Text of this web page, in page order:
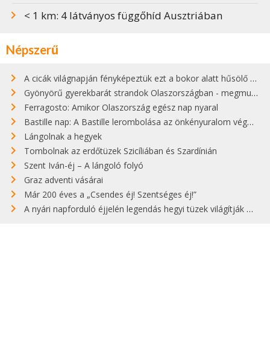
< 1 km: 4 látványos függőhíd Ausztriában
Népszerű
A cicák világnapján fényképeztük ezt a bokor alatt hűsölő cicát Kisorosziban
Gyönyörű gyerekbarát strandok Olaszországban - megmutatjuk a 15 legjobbat
Ferragosto: Amikor Olaszország egész nap nyaral
Bastille nap: A Bastille lerombolása az önkényuralom végét jelentette
Lángolnak a hegyek
Tombolnak az erdőtüzek Szicíliában és Szardínián
Szent Iván-éj – A lángoló folyó
Graz adventi vásárai
Már 200 éves a „Csendes éj! Szentséges éj!”
A nyári napforduló éjjelén legendás hegyi tüzek világítják meg Zugspitzét